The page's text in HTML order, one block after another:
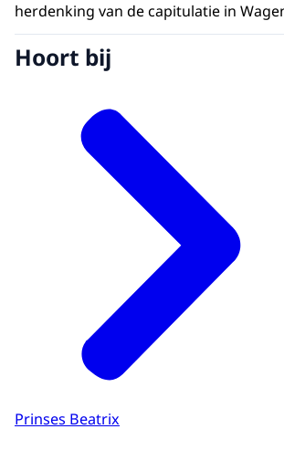
herdenking van de capitulatie in
Hoort bij
Prinses Beatrix